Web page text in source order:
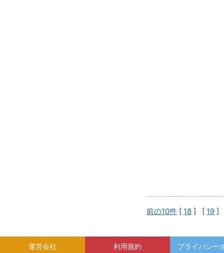
前の10件 [ 18 ] [ 19 ]
運営会社 利用規約 プライバシー